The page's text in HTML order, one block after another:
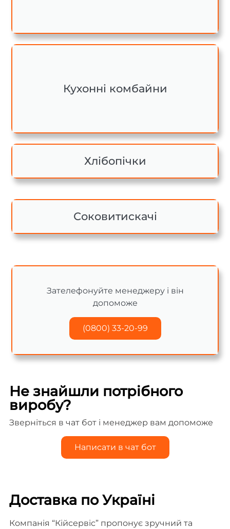
Кухонні комбайни
Хлібопічки
Соковитискачі
Зателефонуйте менеджеру і він
допоможе
(0800) 33-20-99
Не знайшли потрібного
виробу?
Зверніться в чат бот і менеджер вам допоможе
Написати в чат бот
Доставка по Україні
Компанія “Кійсервіс” пропонує зручний та